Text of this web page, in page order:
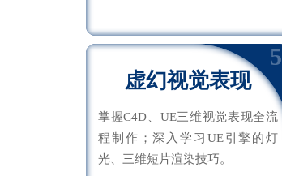
5
虚幻视觉表现
掌握C4D、UE三维视觉表现全流
程制作；深入学习UE引擎的灯
光、三维短片渲染技巧。